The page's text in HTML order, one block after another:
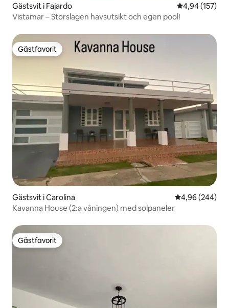
Gästsvit i Fajardo 4,94 av 5 i
4,94 (157)
Vistamar – Storslagen havsutsikt och egen pool!
Gästfavorit
Gästfavorit
Gästsvit i Carolina 4,96 av 5 i
4,96 (244)
Kavanna House (2:a våningen) med solpaneler
Gästfavorit
Gästfavorit